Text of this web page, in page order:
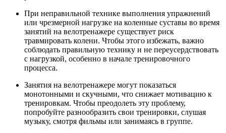
При неправильной технике выполнения упражнений
или чрезмерной нагрузке на коленные суставы во время
занятий на велотренажере существует риск
травмировать колени. Чтобы этого избежать, важно
соблюдать правильную технику и не переусердствовать
с нагрузкой, особенно в начале тренировочного
процесса.
Занятия на велотренажере могут показаться
монотонными и скучными, что снижает мотивацию к
тренировкам. Чтобы преодолеть эту проблему,
попробуйте разнообразить свои тренировки, слушая
музыку, смотря фильмы или занимаясь в группе.